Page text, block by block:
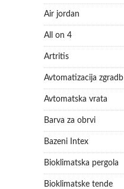
Air jordan
All on 4
Artritis
Avtomatizacija zgradb
Avtomatska vrata
Barva za obrvi
Bazeni Intex
Bioklimatska pergola
Bioklimatske tende